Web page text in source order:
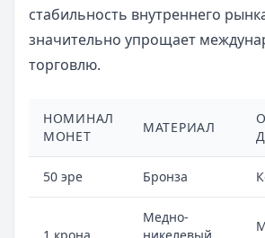
стабильность внутреннего
значительно упрощает
торговлю.
НОМИНАЛ
МОНЕТ
МАТЕРИАЛ
50 эре Бронза
Медно-